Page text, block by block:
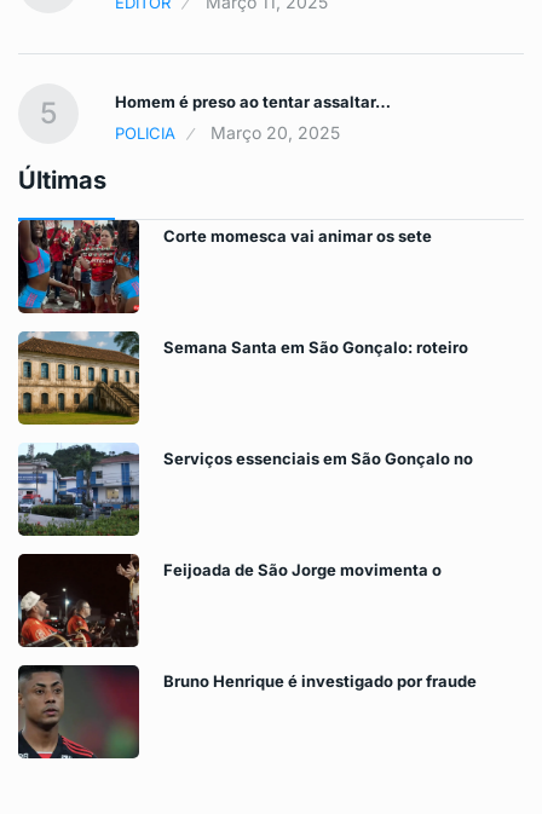
5
Homem é preso ao tentar assaltar…
POLICIA
Março 20, 2025
Últimas
Corte momesca vai animar os sete
Semana Santa em São Gonçalo: roteiro
Serviços essenciais em São Gonçalo no
Feijoada de São Jorge movimenta o
Bruno Henrique é investigado por fraude